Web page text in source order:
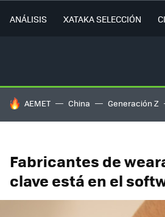
ANÁLISIS XATAKA SELECCIÓN
HOY SE HABLA DE
AEMET China Generación Z
Fabricantes de
clave está en el